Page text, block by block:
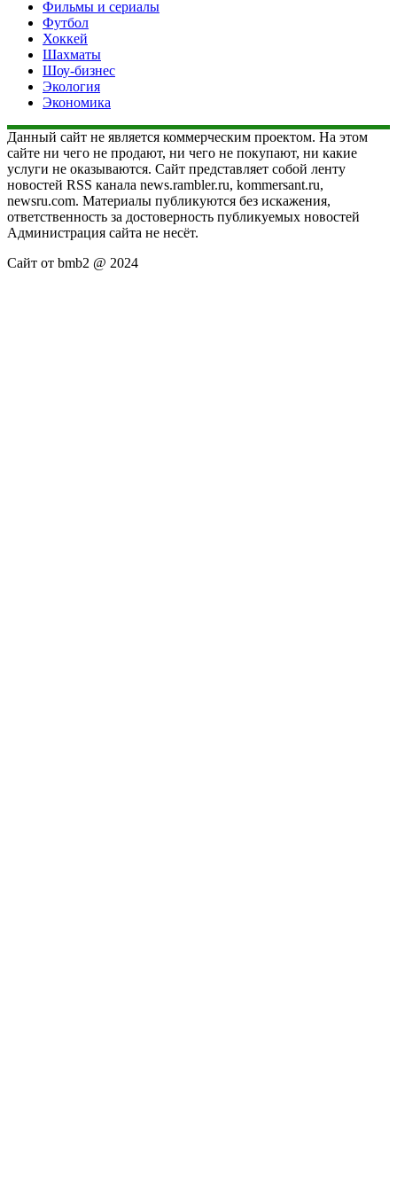
Фильмы и сериалы
Футбол
Хоккей
Шахматы
Шоу-бизнес
Экология
Экономика
Данный сайт не является коммерческим проектом. На этом
сайте ни чего не продают, ни чего не покупают, ни какие
услуги не оказываются. Сайт представляет собой ленту
новостей RSS канала news.rambler.ru, kommersant.ru,
newsru.com. Материалы публикуются без искажения,
ответственность за достоверность публикуемых новостей
Администрация сайта не несёт.
Сайт от bmb2 @ 2024